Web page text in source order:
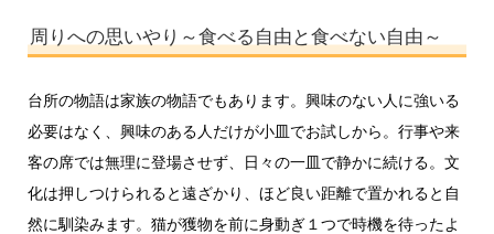
周りへの思いやり～食べる自由と食べない自由～
台所の物語は家族の物語でもあります。興味のない人に強いる
必要はなく、興味のある人だけが小皿でお試しから。行事や来
客の席では無理に登場させず、日々の一皿で静かに続ける。文
化は押しつけられると遠ざかり、ほど良い距離で置かれると自
然に馴染みます。猫が獲物を前に身動ぎ１つで時機を待ったよ